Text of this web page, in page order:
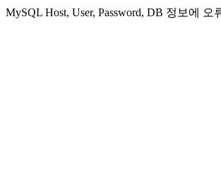
MySQL Host, User, Password, DB 정보에 오